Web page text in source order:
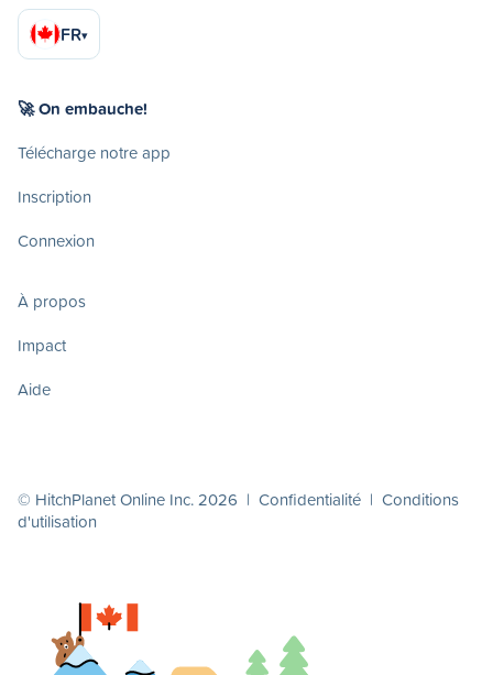
FR▾
🚀 On embauche!
Télécharge notre app
Inscription
Connexion
À propos
Impact
Aide
© HitchPlanet Online Inc. 2026 | Confidentialité | Conditions
d'utilisation